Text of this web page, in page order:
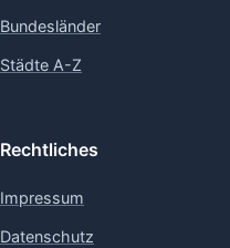
Bundesländer
Städte A-Z
Rechtliches
Impressum
Datenschutz